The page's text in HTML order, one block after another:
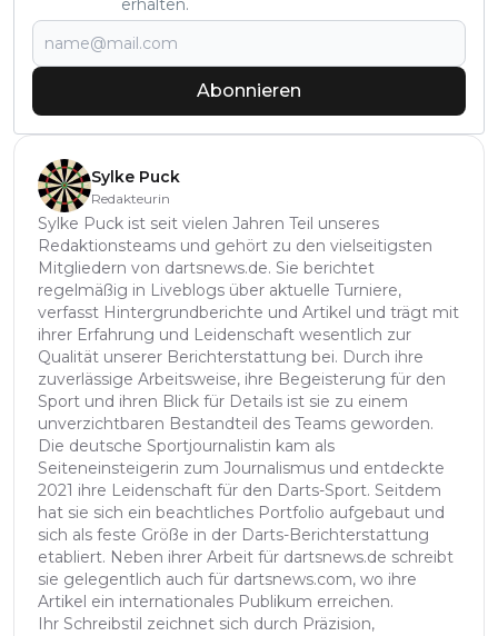
erhalten.
Abonnieren
Sylke Puck
Redakteurin
Sylke Puck ist seit vielen Jahren Teil unseres
Redaktionsteams und gehört zu den vielseitigsten
Mitgliedern von dartsnews.de. Sie berichtet
regelmäßig in Liveblogs über aktuelle Turniere,
verfasst Hintergrundberichte und Artikel und trägt mit
ihrer Erfahrung und Leidenschaft wesentlich zur
Qualität unserer Berichterstattung bei. Durch ihre
zuverlässige Arbeitsweise, ihre Begeisterung für den
Sport und ihren Blick für Details ist sie zu einem
unverzichtbaren Bestandteil des Teams geworden.
Die deutsche Sportjournalistin kam als
Seiteneinsteigerin zum Journalismus und entdeckte
2021 ihre Leidenschaft für den Darts-Sport. Seitdem
hat sie sich ein beachtliches Portfolio aufgebaut und
sich als feste Größe in der Darts-Berichterstattung
etabliert. Neben ihrer Arbeit für dartsnews.de schreibt
sie gelegentlich auch für dartsnews.com, wo ihre
Artikel ein internationales Publikum erreichen.
Ihr Schreibstil zeichnet sich durch Präzision,